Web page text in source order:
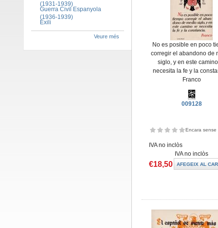
No es posible en poco
corregir el abandono de
siglo, y en este
necesita la fe y la
Franco
009128
Encara sense
IVA no inclòs
IVA no inclòs
€18,50
(1931-1939)
Guerra Civil Espanyola
(1936-1939)
Exili
Veure més